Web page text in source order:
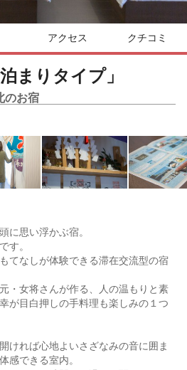
アクセス クチコミ
まりタイプ」
のお宿
に思い浮かぶ宿。
す。
てなしが体験できる滞在交流型の宿
・女将さんが作る、人の温もりと素
が目白押しの手料理も楽しみの１つ
ければ心地よいさざなみの音に囲ま
感できる室内。